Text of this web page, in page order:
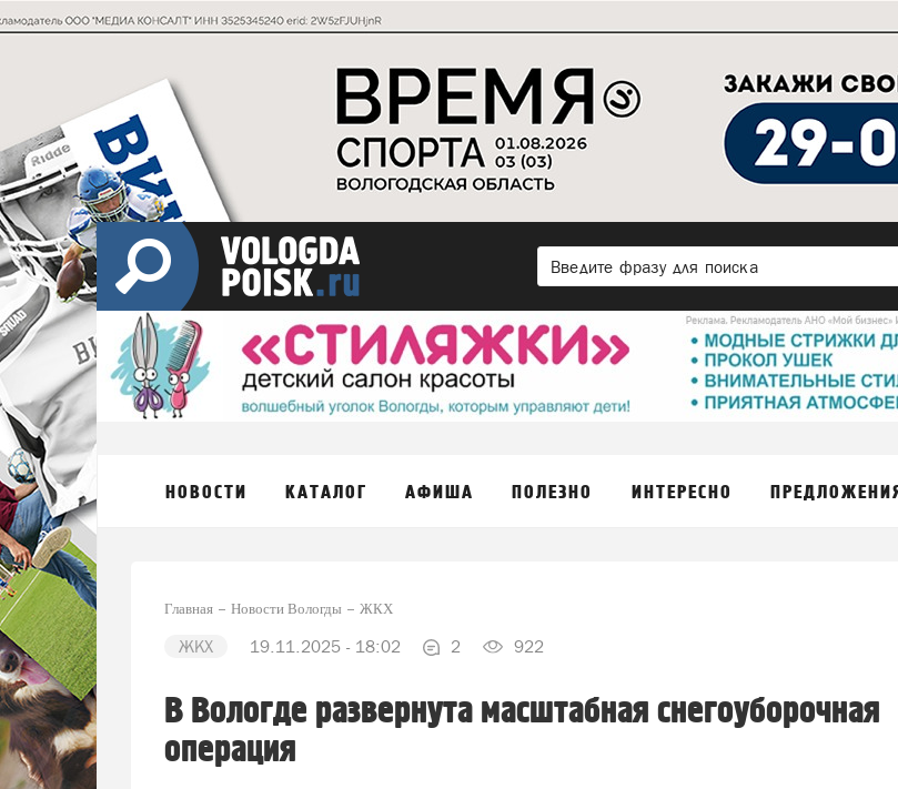
НОВОСТИ КАТАЛОГ АФИША ПОЛЕЗНО ИНТЕРЕСНО
Главная Новости Вологды ЖКХ
ЖКХ 19.11.2025 - 18:02 2 922
В Вологде развернута масштабная снегоуборочная
операция